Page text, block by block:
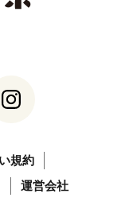
規約
運営会社